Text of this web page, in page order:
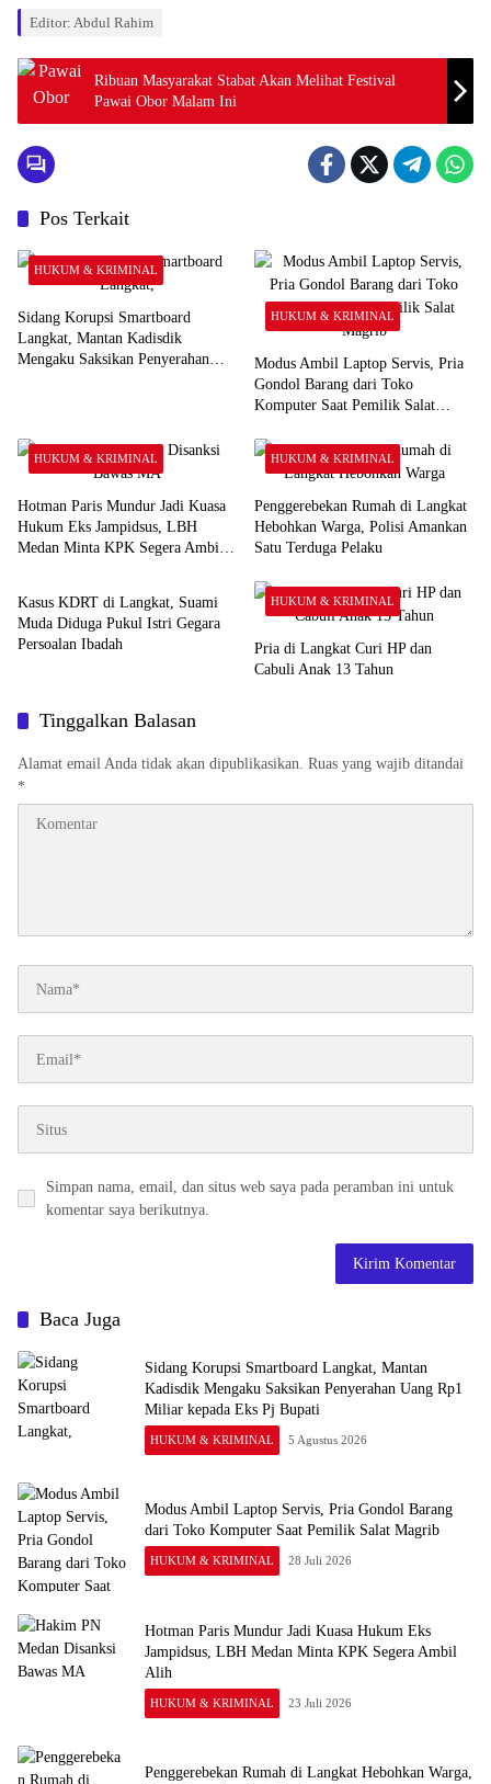
Editor: Abdul Rahim
Ribuan Masyarakat Stabat Akan Melihat Festival
Pawai Obor Malam Ini
Pos Terkait
HUKUM & KRIMINAL
Sidang Korupsi Smartboard
Langkat, Mantan Kadisdik
Mengaku Saksikan Penyerahan
HUKUM & KRIMINAL
Modus Ambil Laptop Servis, Pria
Gondol Barang dari Toko
Komputer Saat Pemilik Salat
HUKUM & KRIMINAL
Hotman Paris Mundur Jadi Kuasa
Hukum Eks Jampidsus, LBH
Medan Minta KPK Segera Ambil
HUKUM & KRIMINAL
Penggerebekan Rumah di Langkat
Hebohkan Warga, Polisi Amankan
Satu Terduga Pelaku
HUKUM & KRIMINAL
Kasus KDRT di Langkat, Suami
Muda Diduga Pukul Istri Gegara
Persoalan Ibadah
HUKUM & KRIMINAL
Pria di Langkat Curi HP dan
Cabuli Anak 13 Tahun
Tinggalkan Balasan
Alamat email Anda tidak akan dipublikasikan. Ruas yang wajib ditandai
*
Simpan nama, email, dan situs web saya pada peramban ini untuk
komentar saya berikutnya.
Baca Juga
Sidang Korupsi Smartboard Langkat, Mantan
Kadisdik Mengaku Saksikan Penyerahan Uang Rp1
Miliar kepada Eks Pj Bupati
HUKUM & KRIMINAL 5 Agustus 2026
Modus Ambil Laptop Servis, Pria Gondol Barang
dari Toko Komputer Saat Pemilik Salat Magrib
HUKUM & KRIMINAL 28 Juli 2026
Hotman Paris Mundur Jadi Kuasa Hukum Eks
Jampidsus, LBH Medan Minta KPK Segera Ambil
Alih
HUKUM & KRIMINAL 23 Juli 2026
Penggerebekan Rumah di Langkat Hebohkan Warga,